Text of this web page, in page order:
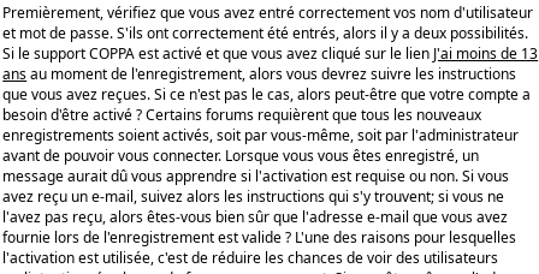
Premièrement, vérifiez que vous avez entré correctement vos nom d'utilisateur
et mot de passe. S'ils ont correctement été entrés, alors il y a deux possibilités.
Si le support COPPA est activé et que vous avez cliqué sur le lien J'ai moins de 13
ansau moment de l'enregistrement, alors vous devrez suivre les instructions
que vous avez reçues. Si ce n'est pas le cas, alors peut-être que votre compte a
besoin d'être activé ? Certains forums requièrent que tous les nouveaux
enregistrements soient activés, soit par vous-même, soit par l'administrateur
avant de pouvoir vous connecter. Lorsque vous vous êtes enregistré, un
message aurait dû vous apprendre si l'activation est requise ou non. Si vous
avez reçu un e-mail, suivez alors les instructions qui s'y trouvent; si vous ne
l'avez pas reçu, alors êtes-vous bien sûr que l'adresse e-mail que vous avez
fournie lors de l'enregistrement est valide ? L'une des raisons pour lesquelles
l'activation est utilisée, c'est de réduire les chances de voir des utilisateurs